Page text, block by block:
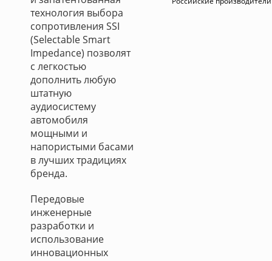
технология выбора
сопротивления SSI
(Selectable Smart
Impedance) позволят
с легкостью
дополнить любую
штатную
аудиосистему
автомобиля
мощными и
напористыми басами
в лучших традициях
бренда.
Передовые
инженерные
разработки и
использование
инновационных